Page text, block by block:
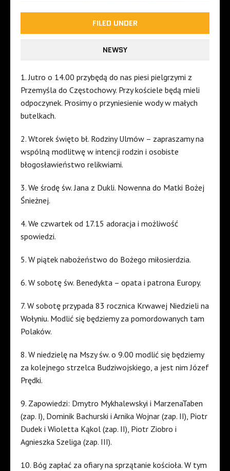
FILED UNDER
NEWSY
1. Jutro o 14.00 przybędą do nas piesi pielgrzymi z
Przemyśla do Częstochowy. Przy kościele będą mieli
odpoczynek. Prosimy o przyniesienie wody w małych
butelkach.
2. Wtorek święto bł. Rodziny Ulmów – zapraszamy na
wspólną modlitwę w intencji rodzin i osobiste
błogosławieństwo relikwiami.
3. We środę św. Jana z Dukli. Nowenna do Matki Bożej
Śnieżnej.
4. We czwartek od 17.15 adoracja i możliwość
spowiedzi.
5. W piątek nabożeństwo do Bożego miłosierdzia.
6. W sobotę św. Benedykta – opata i patrona Europy.
7. W sobotę przypada 83 rocznica Krwawej Niedzieli na
Wołyniu. Modlić się będziemy za pomordowanych tam
Polaków.
8. W niedzielę na Mszy św. o 9.00 modlić się będziemy
za kolejnego strzelca Budziwojskiego, a jest nim Józef
Prędki.
9. Zapowiedzi: Dmytro Mykhalewskyi i MarzenaTaben
(zap. I), Dominik Bachurski i Arnika Wojnar (zap. II), Piotr
Dudek i Wioletta Kąkol (zap. II), Piotr Ziobro i
Agnieszka Szeliga (zap. III).
10. Bóg zapłać za ofiary na sprzątanie kościoła. W tym